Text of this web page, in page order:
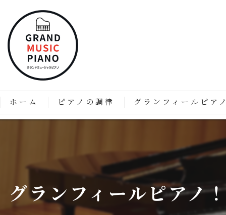
ホーム ピアノの調律
価格表
グランフィールピアノ
グランフィールピアノの特徴
グランフィールピアノのこ
グランドピアノのようなア
グランフィールピアノ